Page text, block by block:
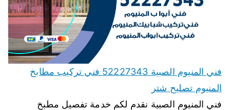
فني المنيوم الصبية 52227343 فني تركيب مطابخ
المنيوم تصليح شتر
فني المنيوم الصبية نقدم لكم خدمة تفصيل مطبخ